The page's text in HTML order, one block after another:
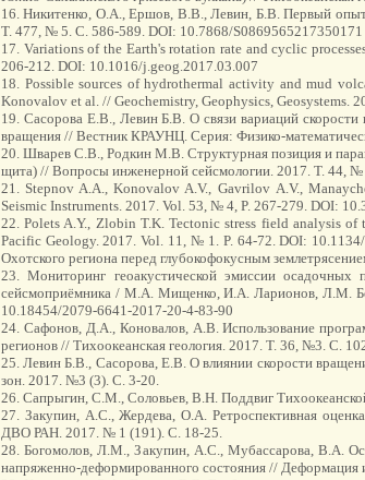
16. Никитенко, О.А., Ершов, В.В., Левин, Б.В. Первый опыт
Т. 477, № 5. С. 586-589. DOI: 10.7868/S0869565217350171
17. Variations of the Earth's rotation rate and cyclic
206-212. DOI: 10.1016/j.geog.2017.03.007
18. Possible sources of hydrothermal activity and mud
Konovalov et al. // Geochemistry, Geophysics,
19. Сасорова Е.В., Левин Б.В. О связи вариаций
вращения // Вестник КРАУНЦ. Серия: Физико-
20. Шварев С.В., Родкин М.В. Структурная позиция и
щита) // Вопросы инженерной сейсмологии. 2017. Т. 44,
21. Stepnov A.A., Konovalov A.V., Gavrilov А.V.,
Seismic Instruments. 2017. Vol. 53, № 4, P. 267-279. DOI:
22. Polets A.Y., Zlobin T.K. Tectonic stress field analysis
Pacific Geology. 2017. Vol. 11, № 1. P. 64-72. DOI:
Охотского региона перед глубокофокусным
23. Мониторинг геоакустической эмиссии осадочных
сейсмоприёмника / М.А. Мищенко, И.А. Ларионов, Л.М.
10.18454/2079-6641-2017-20-4-83-90
24. Сафонов, Д.А., Коновалов, А.В. Использование
регионов // Тихоокеанская геология. 2017. Т. 36, №3. С.
25. Левин Б.В., Сасорова, Е.В. О влиянии скорости
зон. 2017. №3 (3). С. 3-20.
26. Сапрыгин, С.М., Соловьев, В.Н. Поддвиг
27. Закупин, А.С., Жердева, О.А. Ретроспективная
ДВО РАН. 2017. № 1 (191). С. 18-25.
28. Богомолов, Л.М., Закупин, А.С., Мубассарова, В.А.
напряженно-деформированного состояния //